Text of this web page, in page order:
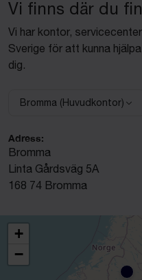
Vi finns där du
Vi har kontor,
Sverige för att kunna
dig.
Välj anläggning:
Bromma (Huvudkontor)
Adress:
Bromma
Linta Gårdsväg 5A
168 74 Bromma
+
−